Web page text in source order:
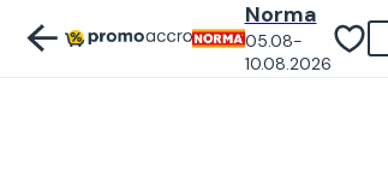
Norma
05.08-
10.08.2026